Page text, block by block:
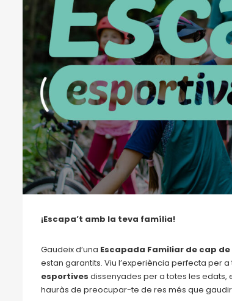
¡Escapa’t amb la teva família!
Gaudeix d’una Escapada Familiar de cap
estan garantits. Viu l’experiència perfecta per
esportives dissenyades per a totes les edats,
hauràs de preocupar-te de res més que